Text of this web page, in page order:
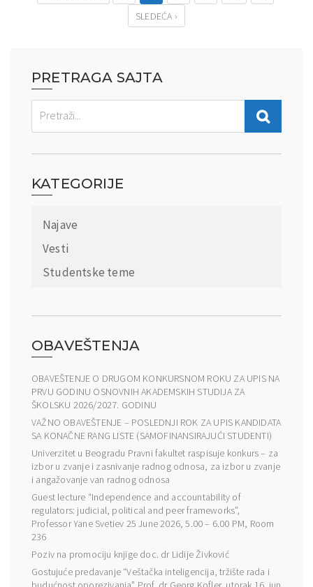
SLEDEĆA ›
PRETRAGA SAJTA
KATEGORIJE
Najave
Vesti
Studentske teme
OBAVEŠTENJA
OBAVEŠTENJE O DRUGOM KONKURSNOM ROKU ZA UPIS NA
PRVU GODINU OSNOVNIH AKADEMSKIH STUDIJA ZA
ŠKOLSKU 2026/2027. GODINU
VAŽNO OBAVEŠTENJE – POSLEDNJI ROK ZA UPIS KANDIDATA
SA KONAČNE RANG LISTE (SAMOFINANSIRAJUĆI STUDENTI)
Univerzitet u Beogradu Pravni fakultet raspisuje konkurs – za
izbor u zvanje i zasnivanje radnog odnosa, za izbor u zvanje
i angažovanje van radnog odnosa
Guest lecture “Independence and accountability of
regulators: judicial, political and peer frameworks”,
Professor Yane Svetiev 25 June 2026, 5.00 – 6.00 PM, Room
236
Poziv na promociju knjige doc. dr Lidije Živković
Gostujuće predavanje “Veštačka inteligencija, tržište rada i